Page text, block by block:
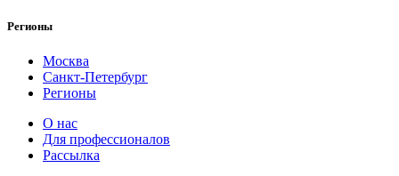
Регионы
Москва
Санкт-Петербург
Регионы
О нас
Для профессионалов
Рассылка